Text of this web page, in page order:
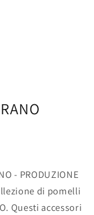
- PRODUZIONE
di pomelli
Questi accessori